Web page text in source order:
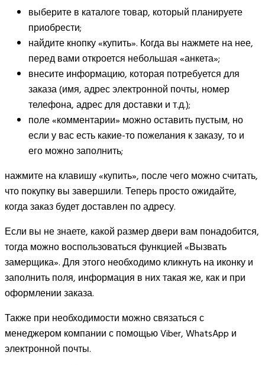
выберите в каталоге товар, который планируете
приобрести;
найдите кнопку «купить». Когда вы нажмете на нее,
перед вами откроется небольшая «анкета»;
внесите информацию, которая потребуется для
заказа (имя, адрес электронной почты, номер
телефона, адрес для доставки и т.д.);
поле «комментарии» можно оставить пустым, но
если у вас есть какие-то пожелания к заказу, то и
его можно заполнить;
нажмите на клавишу «купить», после чего можно считать,
что покупку вы завершили. Теперь просто ожидайте,
когда заказ будет доставлен по адресу.
Если вы не знаете, какой размер двери вам понадобится,
тогда можно воспользоваться функцией «Вызвать
замерщика». Для этого необходимо кликнуть на иконку и
заполнить поля, информация в них такая же, как и при
оформлении заказа.
Также при необходимости можно связаться с
менеджером компании с помощью Viber, WhatsApp и
электронной почты.